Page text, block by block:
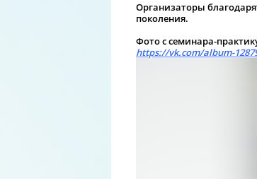
Организаторы
поколения.
Фото с семинара-
https://vk.com/album-